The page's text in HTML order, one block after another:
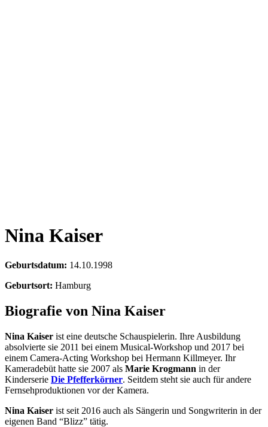
Nina Kaiser
Geburtsdatum: 14.10.1998
Geburtsort: Hamburg
Biografie von Nina Kaiser
Nina Kaiser ist eine deutsche Schauspielerin. Ihre Ausbildung
absolvierte sie 2011 bei einem Musical-Workshop und 2017 bei
einem Camera-Acting Workshop bei Hermann Killmeyer. Ihr
Kameradebüt hatte sie 2007 als Marie Krogmann in der
Kinderserie Die Pfefferkörner. Seitdem steht sie auch für andere
Fernsehproduktionen vor der Kamera.
Nina Kaiser ist seit 2016 auch als Sängerin und Songwriterin in der
eigenen Band “Blizz” tätig.